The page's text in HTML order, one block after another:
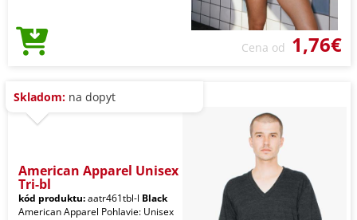
Cena od 1,76€
Skladom: na dopyt
American Apparel Unisex
Tri-bl
kód produktu:aatr461tbl-l Black
American Apparel Pohlavie: Unisex